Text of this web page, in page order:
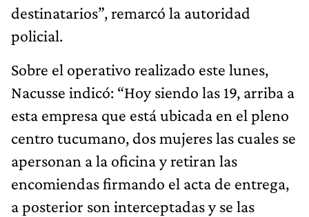
destinatarios”, remarcó la autoridad
policial.
Sobre el operativo realizado este lunes,
Nacusse indicó: “Hoy siendo las 19, arriba a
esta empresa que está ubicada en el pleno
centro tucumano, dos mujeres las cuales se
apersonan a la oficina y retiran las
encomiendas firmando el acta de entrega,
a posterior son interceptadas y se las